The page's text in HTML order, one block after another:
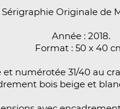
Sérigraphie Originale de
Année : 2018.
Format : 50 x 40
et numérotée 31/40 au
bois beige et